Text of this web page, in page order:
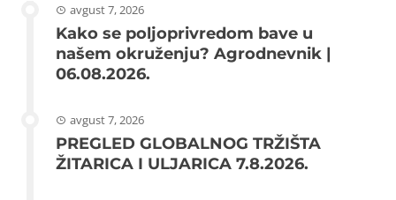
avgust 7, 2026
Kako se poljoprivredom bave u
našem okruženju? Agrodnevnik |
06.08.2026.
avgust 7, 2026
PREGLED GLOBALNOG TRŽIŠTA
ŽITARICA I ULJARICA 7.8.2026.